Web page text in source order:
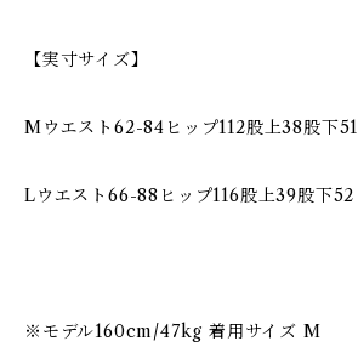
【実寸サイズ】
Mウエスト62-84ヒップ112股上38股下51
Lウエスト66-88ヒップ116股上39股下52
※モデル160cm/47kg 着用サイズ M